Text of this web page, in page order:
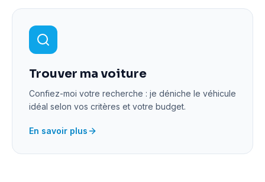
Trouver ma voiture
Confiez-moi votre recherche : je déniche le véhicule
idéal selon vos critères et votre budget.
En savoir plus